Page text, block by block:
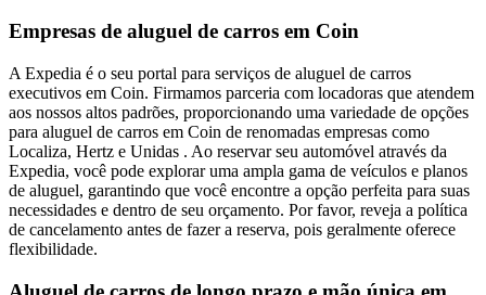
Empresas de aluguel de carros em Coin
A Expedia é o seu portal para serviços de aluguel de carros
executivos em Coin. Firmamos parceria com locadoras que atendem
aos nossos altos padrões, proporcionando uma variedade de opções
para aluguel de carros em Coin de renomadas empresas como
Localiza, Hertz e Unidas . Ao reservar seu automóvel através da
Expedia, você pode explorar uma ampla gama de veículos e planos
de aluguel, garantindo que você encontre a opção perfeita para suas
necessidades e dentro de seu orçamento. Por favor, reveja a política
de cancelamento antes de fazer a reserva, pois geralmente oferece
flexibilidade.